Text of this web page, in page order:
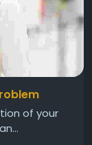
of your